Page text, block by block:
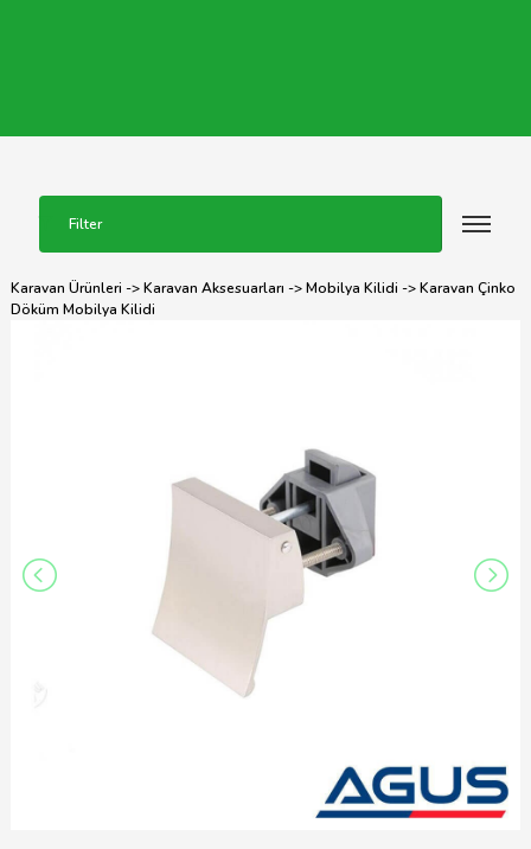
Filter
Karavan Ürünleri ->Karavan Aksesuarları ->Mobilya Kilidi -> Karavan Çinko
Döküm Mobilya Kilidi